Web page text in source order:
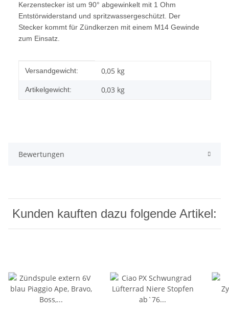
Kerzenstecker ist um 90° abgewinkelt mit 1 Ohm
Entstörwiderstand und spritzwassergeschützt. Der
Stecker kommt für Zündkerzen mit einem M14 Gewinde
zum Einsatz.
Produkteigenschaft
Wert
Versandgewicht: 0,05 kg
Artikelgewicht: 0,03 kg
Bewertungen
Kunden kauften dazu folgende Artikel: